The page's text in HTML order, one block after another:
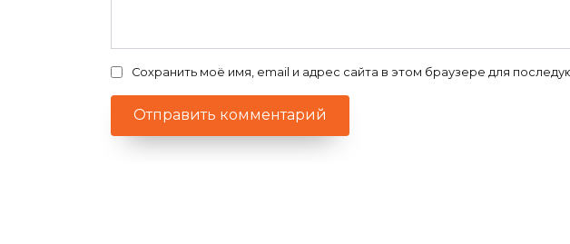
Сохранить моё имя, email и адрес сайта в этом браузере для